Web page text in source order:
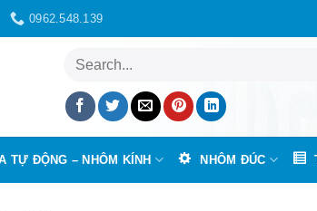
0962.548.139
Tìm
TỰ ĐỘNG – NHÔM KÍNH NHÔM ĐÚC